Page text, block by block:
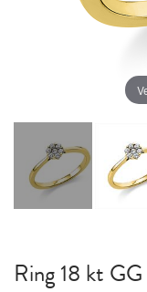
Ring 18 kt GG